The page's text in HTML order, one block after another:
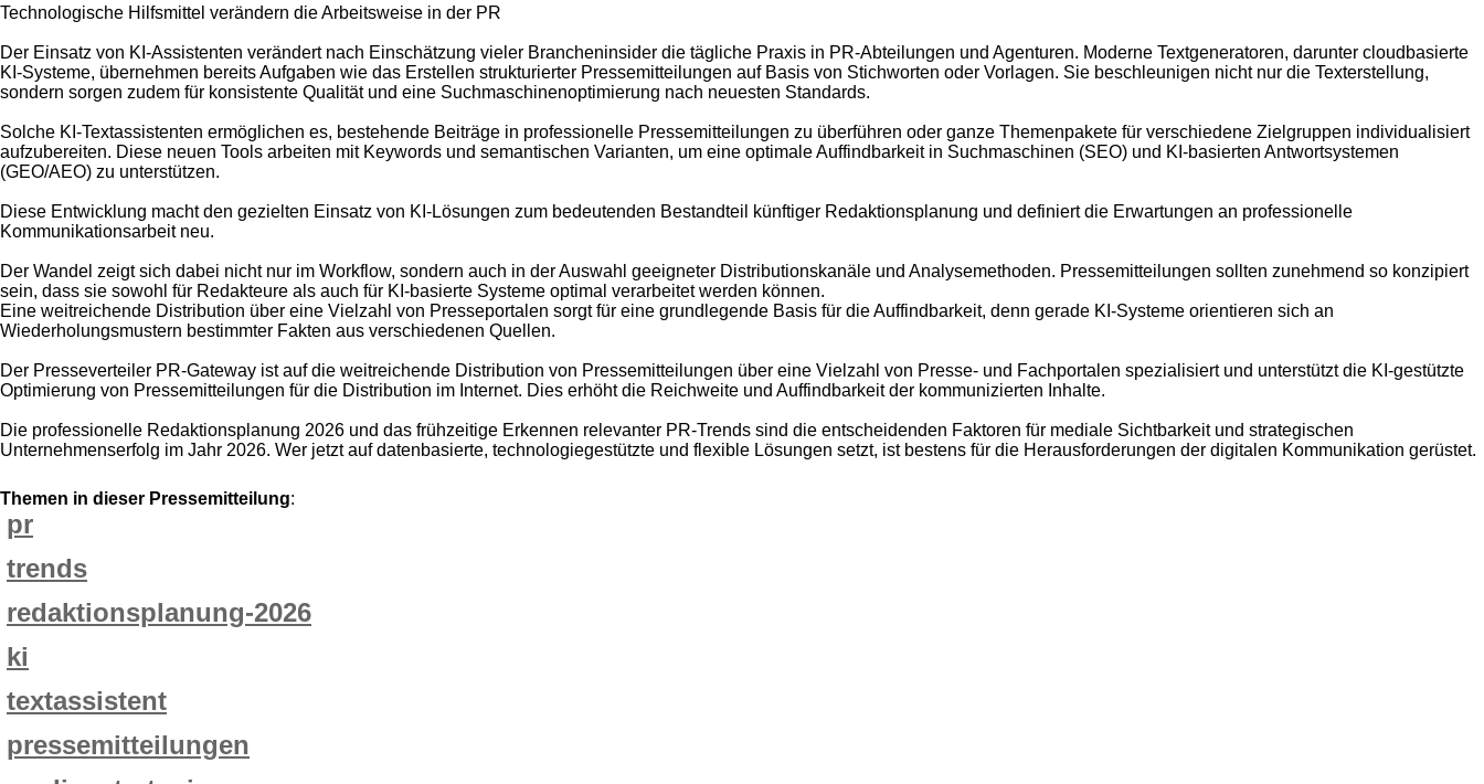
Technologische Hilfsmittel verändern die Arbeitsweise in der PR
Der Einsatz von KI-Assistenten verändert nach Einschätzung vieler Brancheninsider die tägliche Praxis in PR-Abteilungen und Agenturen. Moderne Textgeneratoren, darunter cloudbasierte
KI-Systeme, übernehmen bereits Aufgaben wie das Erstellen strukturierter Pressemitteilungen auf Basis von Stichworten oder Vorlagen. Sie beschleunigen nicht nur die Texterstellung,
sondern sorgen zudem für konsistente Qualität und eine Suchmaschinenoptimierung nach neuesten Standards.
Solche KI-Textassistenten ermöglichen es, bestehende Beiträge in professionelle Pressemitteilungen zu überführen oder ganze Themenpakete für verschiedene Zielgruppen individualisiert
aufzubereiten. Diese neuen Tools arbeiten mit Keywords und semantischen Varianten, um eine optimale Auffindbarkeit in Suchmaschinen (SEO) und KI-basierten Antwortsystemen
(GEO/AEO) zu unterstützen.
Diese Entwicklung macht den gezielten Einsatz von KI-Lösungen zum bedeutenden Bestandteil künftiger Redaktionsplanung und definiert die Erwartungen an professionelle
Kommunikationsarbeit neu.
Der Wandel zeigt sich dabei nicht nur im Workflow, sondern auch in der Auswahl geeigneter Distributionskanäle und Analysemethoden. Pressemitteilungen sollten zunehmend so konzipiert
sein, dass sie sowohl für Redakteure als auch für KI-basierte Systeme optimal verarbeitet werden können.
Eine weitreichende Distribution über eine Vielzahl von Presseportalen sorgt für eine grundlegende Basis für die Auffindbarkeit, denn gerade KI-Systeme orientieren sich an
Wiederholungsmustern bestimmter Fakten aus verschiedenen Quellen.
Der Presseverteiler PR-Gateway ist auf die weitreichende Distribution von Pressemitteilungen über eine Vielzahl von Presse- und Fachportalen spezialisiert und unterstützt die KI-gestützte
Optimierung von Pressemitteilungen für die Distribution im Internet. Dies erhöht die Reichweite und Auffindbarkeit der kommunizierten Inhalte.
Die professionelle Redaktionsplanung 2026 und das frühzeitige Erkennen relevanter PR-Trends sind die entscheidenden Faktoren für mediale Sichtbarkeit und strategischen
Unternehmenserfolg im Jahr 2026. Wer jetzt auf datenbasierte, technologiegestützte und flexible Lösungen setzt, ist bestens für die Herausforderungen der digitalen Kommunikation gerüstet.
Themen in dieser Pressemitteilung:
pr
trends
redaktionsplanung-2026
ki
textassistent
pressemitteilungen